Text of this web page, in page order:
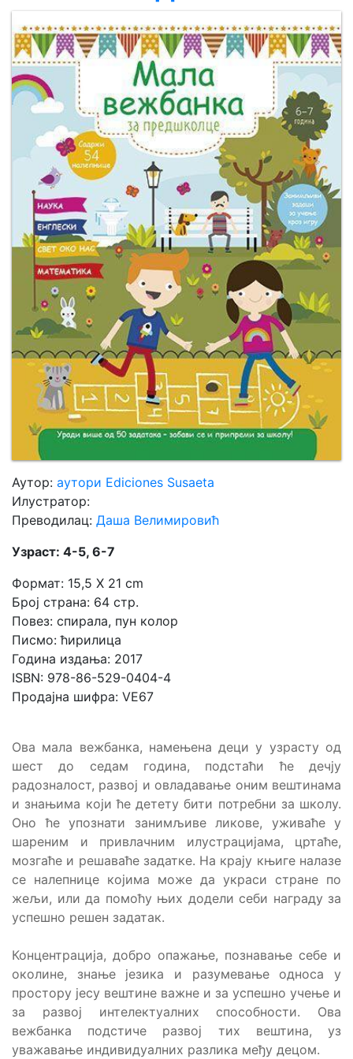
Мој
налог
Аутор: аутори Ediciones Susaeta
Илустратор:
Преводилац: Даша Велимировић
Узраст: 4-5, 6-7
Формат: 15,5 X 21 cm
Број страна: 64 стр.
Повез: спирала, пун колор
Писмо: ћирилица
Година издања: 2017
ISBN: 978-86-529-0404-4
Продајна шифра: VE67
Ова мала вежбанка, намењена деци у узрасту од
шест до седам година, подстаћи ће дечју
радозналост, развој и овладавање оним вештинама
и знањима који ће детету бити потребни за школу.
Оно ће упознати занимљиве ликове, уживаће у
шареним и привлачним илустрацијама, цртаће,
мозгаће и решаваће задатке. На крају књиге налазе
се налепнице којима може да украси стране по
жељи, или да помоћу њих додели себи награду за
успешно решен задатак.
Концентрација, добро опажање, познавање себе и
околине, знање језика и разумевање односа у
простору јесу вештине важне и за успешно учење и
за развој интелектуалних способности. Ова
вежбанка подстиче развој тих вештина, уз
уважавање индивидуалних разлика међу децом.